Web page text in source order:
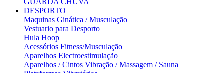
GUARDA CHUVA
DESPORTO
Maquinas Ginática / Musculação
Vestuario para Desporto
Hula Hoop
Acessórios Fitness/Musculação
Aparelhos Electroestimulação
Aparelhos / Cintos Vibração / Massagem / Sauna